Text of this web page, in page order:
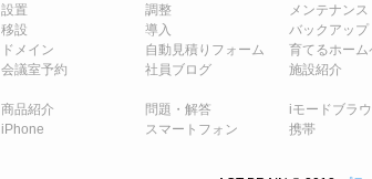
設置 調整
メンテナンス
移設 導入
バックアップ
ドメイン 自動見積りフォーム
育てるホーム
会議室予約 社員ブログ 施設紹介
商品紹介 問題・解答
iモードブラ
iPhone スマートフォン 携帯